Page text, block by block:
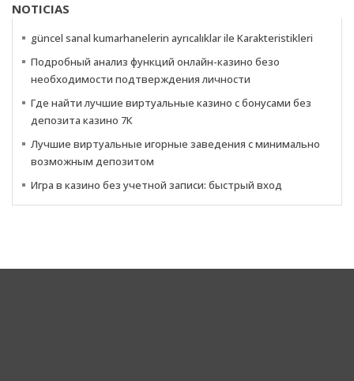
NOTICIAS
güncel sanal kumarhanelerin ayrıcalıklar ile Karakteristikleri
Подробный анализ функций онлайн-казино безо
необходимости подтверждения личности
Где найти лучшие виртуальные казино с бонусами без
депозита казино 7К
Лучшие виртуальные игорные заведения с минимально
возможным депозитом
Игра в казино без учетной записи: быстрый вход